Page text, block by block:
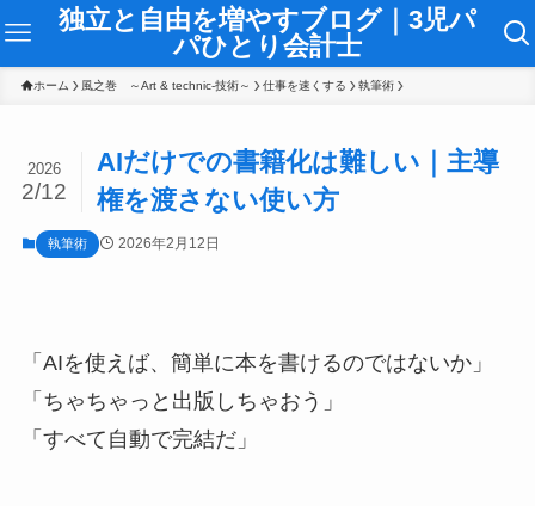
独立と自由を増やすブログ｜3児パ
パひとり会計士
ホーム 風之巻 ～Art & technic-技術～ 仕事を速くする 執筆術
AIだけでの書籍化は難しい｜主導
権を渡さない使い方
2026
2/12
執筆術 2026年2月12日
「AIを使えば、簡単に本を書けるのではないか」
「ちゃちゃっと出版しちゃおう」
「すべて自動で完結だ」